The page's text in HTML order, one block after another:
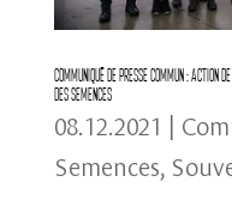
Communiqué de presse commun : Action
des semences
08.12.2021 |
Semences,